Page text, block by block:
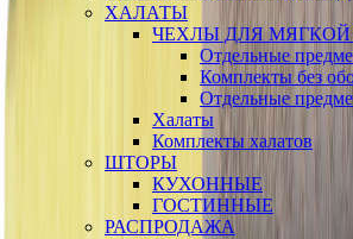
ХАЛАТЫ
ЧЕХЛЫ ДЛЯ МЯГКОЙ
Отдельные
Комплекты без
Отдельные
Халаты
Комплекты халатов
ШТОРЫ
КУХОННЫЕ
ГОСТИННЫЕ
РАСПРОДАЖА